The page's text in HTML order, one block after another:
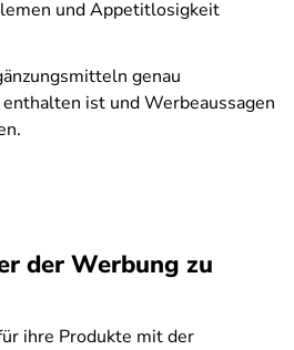
und Appetitlosigkeit
genau
enthalten ist und Werbeaussagen
der Werbung zu
ihre Produkte mit der